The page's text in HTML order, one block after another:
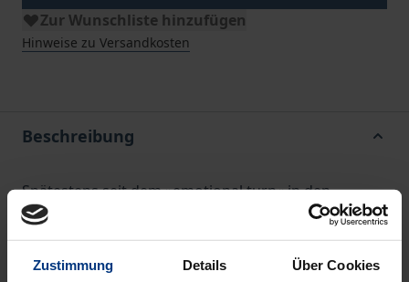
Zustimmung Details Über Cookies
Zur Wunschliste hinzufügen
Hinweise zu Versandkosten
Beschreibung
Spätestens seit dem »emotional turn« in den
Kulturwissenschaften zu Anfang dieses
Jahrhunderts ist die Leibphänomenologie von
Hermann Schmitz kein Geheimtipp mehr. Die Zahl